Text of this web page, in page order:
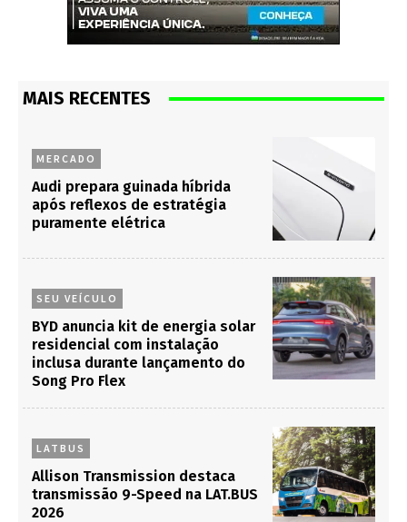
MAIS RECENTES
MERCADO
Audi prepara guinada híbrida
após reflexos de estratégia
puramente elétrica
SEU VEÍCULO
BYD anuncia kit de energia solar
residencial com instalação
inclusa durante lançamento do
Song Pro Flex
LATBUS
Allison Transmission destaca
transmissão 9-Speed na LAT.BUS
2026